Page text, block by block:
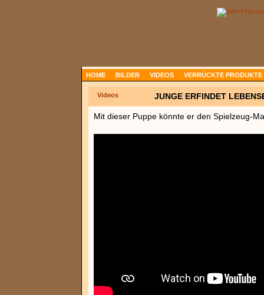
HOME BILDER VIDEOS VERRÜCKTE PRODUKTE
Videos JUNGE ERFINDET
Mit dieser Puppe könnte er den Spielzeug-